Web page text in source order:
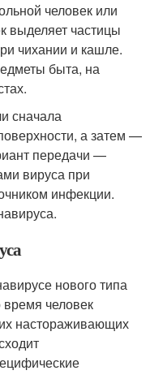
человек или
выделяет частицы
чихании и кашле.
быта, на
сначала
а затем —
передачи —
вируса при
инфекции.
нового типа
время человек
настораживающих